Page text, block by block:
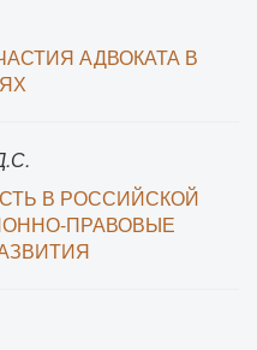
АДВОКАТА В
В РОССИЙСКОЙ
ПРАВОВЫЕ